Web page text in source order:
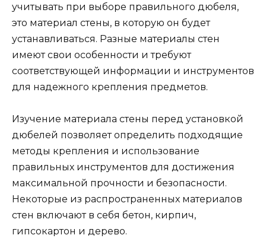
учитывать при выборе правильного дюбеля,
это материал стены, в которую он будет
устанавливаться. Разные материалы стен
имеют свои особенности и требуют
соответствующей информации и инструментов
для надежного крепления предметов.
Изучение материала стены перед установкой
дюбелей позволяет определить подходящие
методы крепления и использование
правильных инструментов для достижения
максимальной прочности и безопасности.
Некоторые из распространенных материалов
стен включают в себя бетон, кирпич,
гипсокартон и дерево.